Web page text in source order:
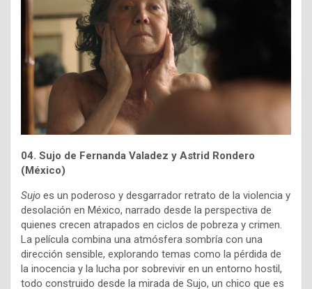
04. Sujo de Fernanda Valadez y Astrid Rondero
(México)
Sujo es un poderoso y desgarrador retrato de la violencia y
desolación en México, narrado desde la perspectiva de
quienes crecen atrapados en ciclos de pobreza y crimen.
La película combina una atmósfera sombría con una
dirección sensible, explorando temas como la pérdida de
la inocencia y la lucha por sobrevivir en un entorno hostil,
todo construido desde la mirada de Sujo, un chico que es